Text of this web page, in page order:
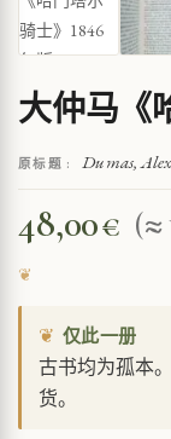
大仲马《
原标题 : Dumas,
48,00€ (≈
❦ 仅此一册
古书均为孤本
货。